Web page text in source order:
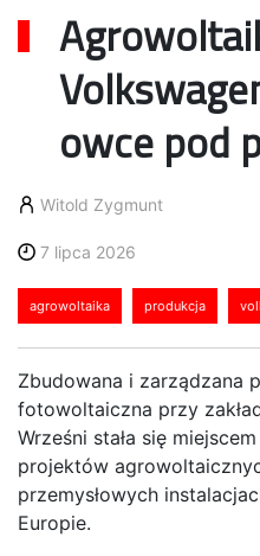
owce pod
Witold Zygmunt
7 lipca 2026
agrowoltaika produkcja
Zbudowana i zarządzana
fotowoltaiczna przy
Wrześni stała się
projektów
przemysłowych
Europie.